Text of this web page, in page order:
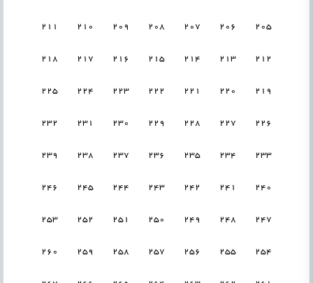
205
206
207
208
209
210
211
212
213
214
215
216
217
218
219
220
221
222
223
224
225
226
227
228
229
230
231
232
233
234
235
236
237
238
239
240
241
242
243
244
245
246
247
248
249
250
251
252
253
254
255
256
257
258
259
260